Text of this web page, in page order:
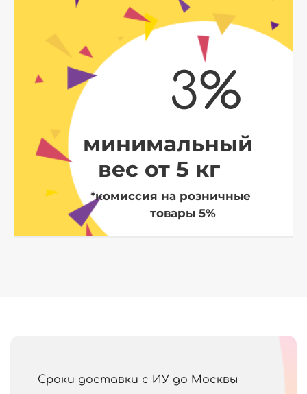
3%
минимальный
вес от 5 кг
*комиссия на розничные
товары 5%
Сроки доставки с ИУ до Москвы